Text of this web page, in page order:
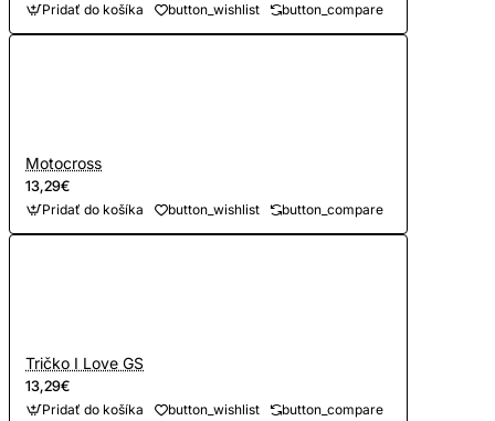
Pridať do košíka button_wishlist button_compare
Motocross
13,29€
Pridať do košíka button_wishlist button_compare
Tričko I Love GS
13,29€
Pridať do košíka button_wishlist button_compare